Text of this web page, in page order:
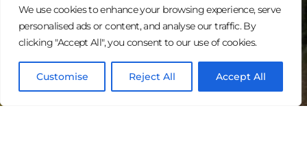
We use cookies to enhance your browsing experience, serve
personalised ads or content, and analyse our traffic. By
clicking "Accept All", you consent to our use of cookies.
Customise Reject All Accept All
Log In
Français